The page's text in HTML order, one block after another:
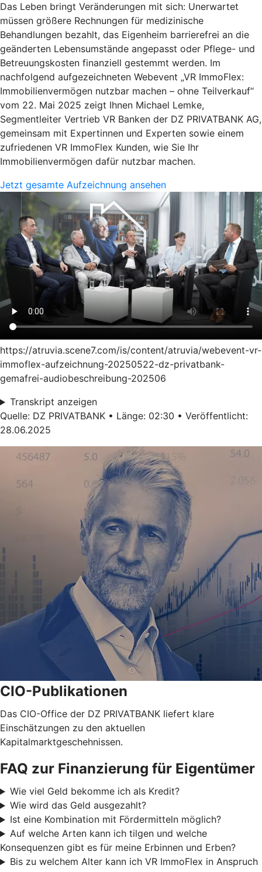
Das Leben bringt Veränderungen mit sich: Unerwartet
müssen größere Rechnungen für medizinische
Behandlungen bezahlt, das Eigenheim barrierefrei an die
geänderten Lebensumstände angepasst oder Pflege- und
Betreuungskosten finanziell gestemmt werden. Im
nachfolgend aufgezeichneten Webevent „VR ImmoFlex:
Immobilienvermögen nutzbar machen – ohne Teilverkauf“
vom 22. Mai 2025 zeigt Ihnen Michael Lemke,
Segmentleiter Vertrieb VR Banken der DZ PRIVATBANK AG,
gemeinsam mit Expertinnen und Experten sowie einem
zufriedenen VR ImmoFlex Kunden, wie Sie Ihr
Immobilienvermögen dafür nutzbar machen.
Jetzt gesamte Aufzeichnung ansehen
https://atruvia.scene7.com/is/content/atruvia/webevent-vr-
immoflex-aufzeichnung-20250522-dz-privatbank-
gemafrei-audiobeschreibung-202506
Transkript anzeigen
Quelle: DZ PRIVATBANK • Länge: 02:30 • Veröffentlicht:
28.06.2025
CIO-Publikationen
Das CIO-Office der DZ PRIVATBANK liefert klare
Einschätzungen zu den aktuellen
Kapitalmarktgeschehnissen.
FAQ zur Finanzierung für Eigentümer
Wie viel Geld bekomme ich als Kredit?
Wie wird das Geld ausgezahlt?
Ist eine Kombination mit Fördermitteln möglich?
Auf welche Arten kann ich tilgen und welche
Konsequenzen gibt es für meine Erbinnen und Erben?
Bis zu welchem Alter kann ich VR ImmoFlex in Anspruch